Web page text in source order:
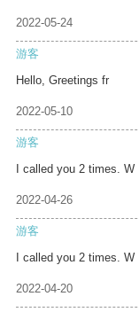
2022-05-24
游客
Hello, Greetings fr
2022-05-10
游客
I called you 2 times. W
2022-04-26
游客
I called you 2 times. W
2022-04-20